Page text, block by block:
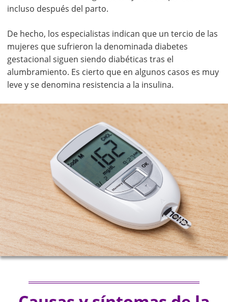
incluso después del parto.
De hecho, los especialistas indican que un tercio de las
mujeres que sufrieron la denominada diabetes
gestacional siguen siendo diabéticas tras el
alumbramiento. Es cierto que en algunos casos es muy
leve y se denomina resistencia a la insulina.